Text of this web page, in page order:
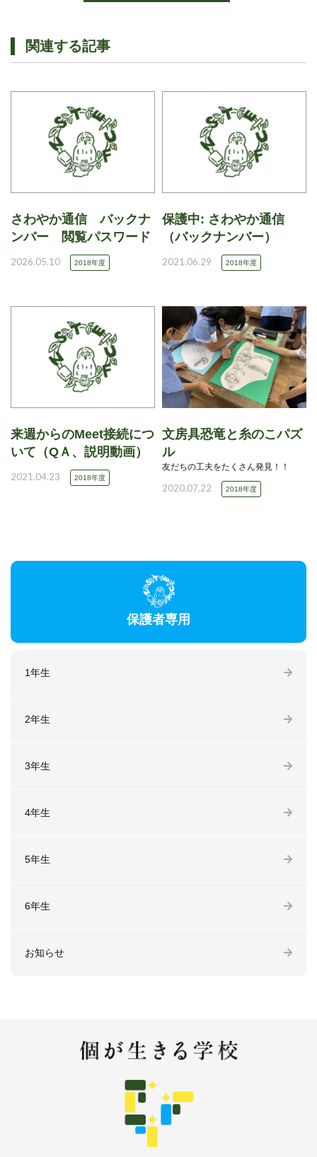
関連する記事
さわやか通信 バックナ
ンバー 閲覧パスワード
2026.05.10 2018年度
保護中: さわやか通信
（バックナンバー）
2021.06.29 2018年度
来週からのMeet接続につ
いて（QＡ、説明動画）
2021.04.23 2018年度
文房具恐竜と糸のこパズ
ル
友だちの工夫をたくさん発見！！
2020.07.22 2018年度
保護者専用
1年生
2年生
3年生
4年生
5年生
6年生
お知らせ